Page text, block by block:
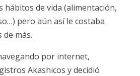
hábitos de vida (alimentación,
pero aún así le costaba
más.
por internet,
Akashicos y decidió